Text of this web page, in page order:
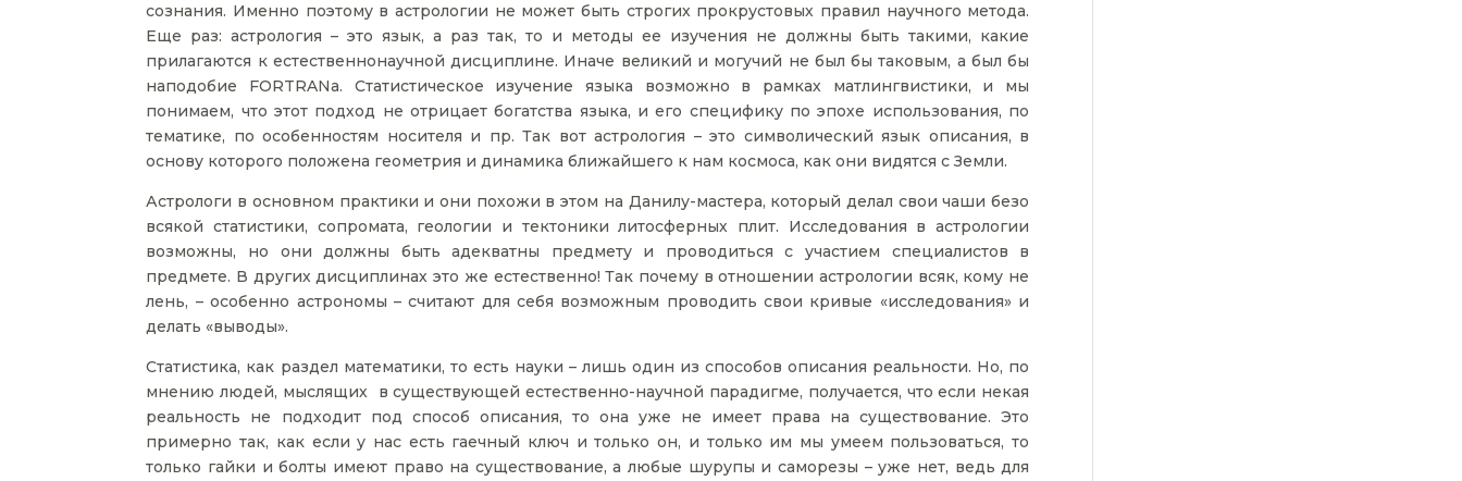
сознания. Именно поэтому в астрологии не может быть строгих прокрустовых правил научного метода.
Еще раз: астрология – это язык, а раз так, то и методы ее изучения не должны быть такими, какие
прилагаются к естественнонаучной дисциплине. Иначе великий и могучий не был бы таковым, а был бы
наподобие FORTRANа. Статистическое изучение языка возможно в рамках матлингвистики, и мы
понимаем, что этот подход не отрицает богатства языка, и его специфику по эпохе использования, по
тематике, по особенностям носителя и пр. Так вот астрология – это символический язык описания, в
основу которого положена геометрия и динамика ближайшего к нам космоса, как они видятся с Земли.
Астрологи в основном практики и они похожи в этом на Данилу-мастера, который делал свои чаши безо
всякой статистики, сопромата, геологии и тектоники литосферных плит. Исследования в астрологии
возможны, но они должны быть адекватны предмету и проводиться с участием специалистов в
предмете. В других дисциплинах это же естественно! Так почему в отношении астрологии всяк, кому не
лень, – особенно астрономы – считают для себя возможным проводить свои кривые «исследования» и
делать «выводы».
Статистика, как раздел математики, то есть науки – лишь один из способов описания реальности. Но, по
мнению людей, мыслящих в существующей естественно-научной парадигме, получается, что если некая
реальность не подходит под способ описания, то она уже не имеет права на существование. Это
примерно так, как если у нас есть гаечный ключ и только он, и только им мы умеем пользоваться, то
только гайки и болты имеют право на существование, а любые шурупы и саморезы – уже нет, ведь для